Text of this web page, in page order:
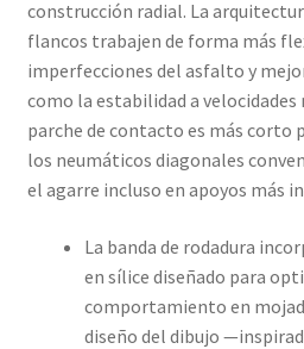
construcción radial. La
flancos trabajen de forma más
imperfecciones del asfalto y
como la estabilidad a velocidades
parche de contacto es más corto
los neumáticos diagonales
el agarre incluso en apoyos más
La banda de rodadura
en sílice diseñado para
comportamiento en
diseño del dibujo